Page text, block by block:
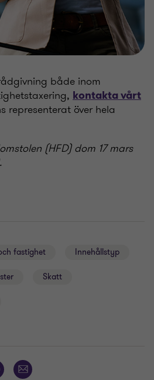
både inom
kontakta vårt
representerat över hela
(HFD) dom 17 mars
fastighet Innehållstyp
Skatt